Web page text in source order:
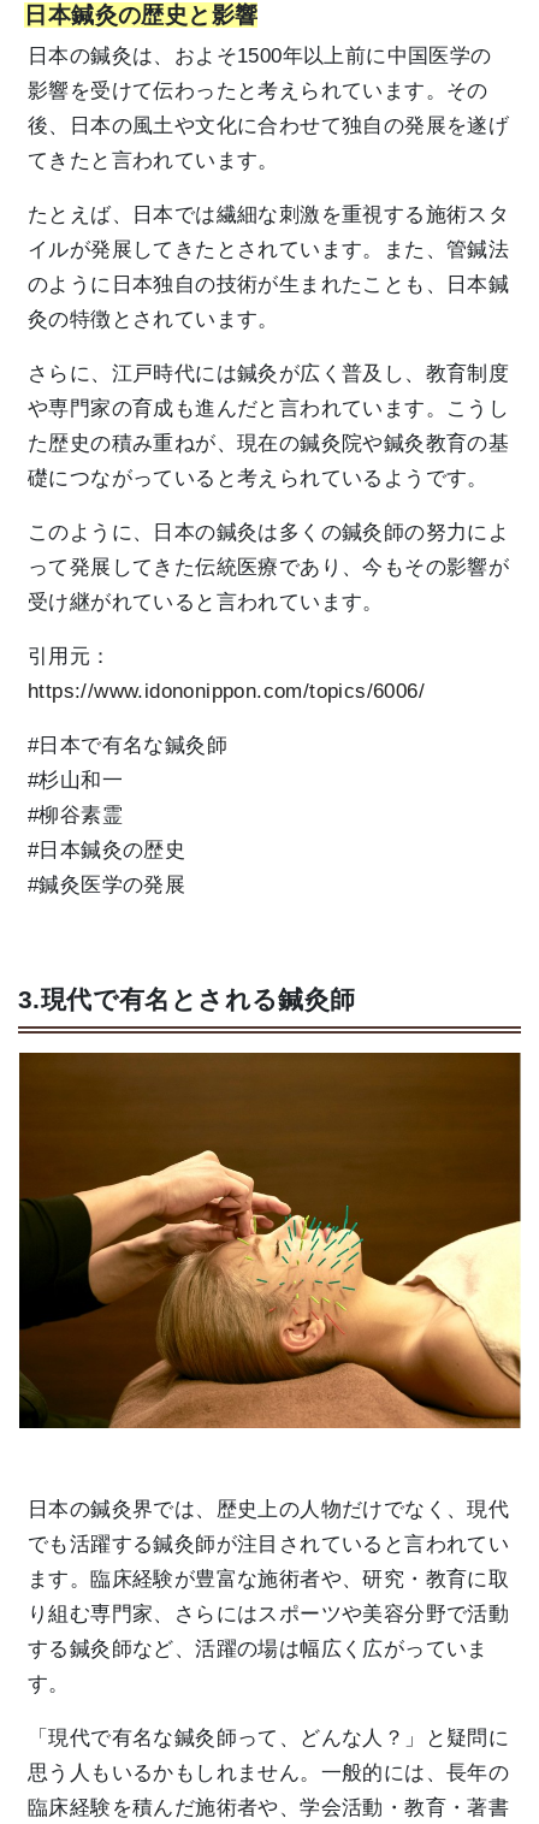
日本鍼灸の歴史と影響
日本の鍼灸は、およそ1500年以上前に中国医学の
影響を受けて伝わったと考えられています。その
後、日本の風土や文化に合わせて独自の発展を遂げ
てきたと言われています。
たとえば、日本では繊細な刺激を重視する施術スタ
イルが発展してきたとされています。また、管鍼法
のように日本独自の技術が生まれたことも、日本鍼
灸の特徴とされています。
さらに、江戸時代には鍼灸が広く普及し、教育制度
や専門家の育成も進んだと言われています。こうし
た歴史の積み重ねが、現在の鍼灸院や鍼灸教育の基
礎につながっていると考えられているようです。
このように、日本の鍼灸は多くの鍼灸師の努力によ
って発展してきた伝統医療であり、今もその影響が
受け継がれていると言われています。
引用元：
https://www.idononippon.com/topics/6006/
#日本で有名な鍼灸師
#杉山和一
#柳谷素霊
#日本鍼灸の歴史
#鍼灸医学の発展
3.現代で有名とされる鍼灸師
日本の鍼灸界では、歴史上の人物だけでなく、現代
でも活躍する鍼灸師が注目されていると言われてい
ます。臨床経験が豊富な施術者や、研究・教育に取
り組む専門家、さらにはスポーツや美容分野で活動
する鍼灸師など、活躍の場は幅広く広がっていま
す。
「現代で有名な鍼灸師って、どんな人？」と疑問に
思う人もいるかもしれません。一般的には、長年の
臨床経験を積んだ施術者や、学会活動・教育・著書